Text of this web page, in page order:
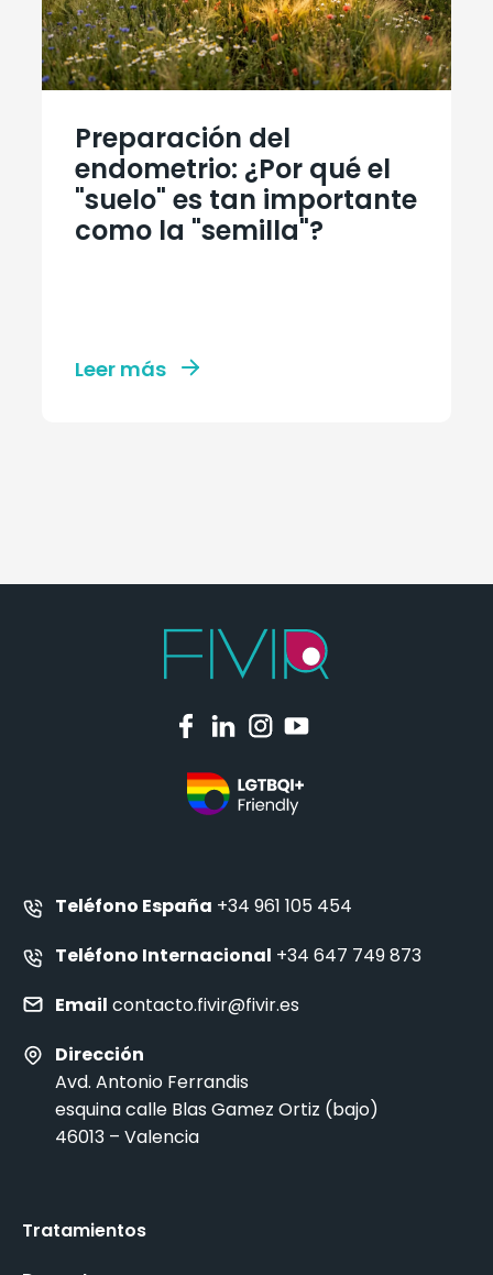
Preparación del
endometrio: ¿Por qué el
"suelo" es tan importante
como la "semilla"?
Leer más
Teléfono España +34 961 105 454
Teléfono Internacional +34 647 749 873
Email contacto.fivir@fivir.es
Dirección
Avd. Antonio Ferrandis
esquina calle Blas Gamez Ortiz (bajo)
46013 – Valencia
Tratamientos